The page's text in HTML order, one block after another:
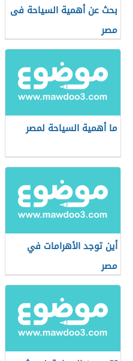
بحث عن أهمية السياحة فى
مصر
ما أهمية السياحة لمصر
أين توجد الأهرامات في
مصر